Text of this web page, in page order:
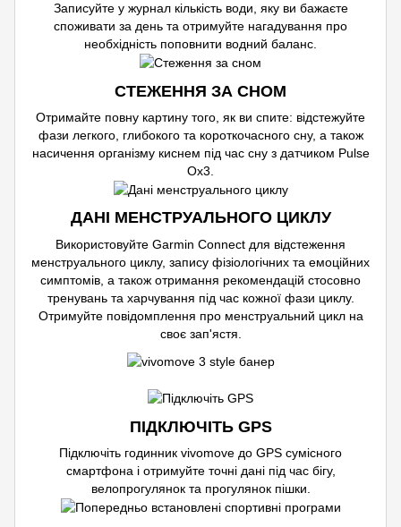
Записуйте у журнал кількість води, яку ви бажаєте
споживати за день та отримуйте нагадування про
необхідність поповнити водний баланс.
СТЕЖЕННЯ ЗА СНОМ
Отримайте повну картину того, як ви спите: відстежуйте
фази легкого, глибокого та короткочасного сну, а також
насичення організму киснем під час сну з датчиком Pulse
Ox3.
ДАНІ МЕНСТРУАЛЬНОГО ЦИКЛУ
Використовуйте Garmin Connect для відстеження
менструального циклу, запису фізіологічних та емоційних
симптомів, а також отримання рекомендацій стосовно
тренувань та харчування під час кожної фази циклу.
Отримуйте повідомплення про менструальний цикл на
своє зап'ястя.
ПІДКЛЮЧІТЬ GPS
Підключіть годинник vivomove до GPS сумісного
смартфона і отримуйте точні дані під час бігу,
велопрогулянок та прогулянок пішки.